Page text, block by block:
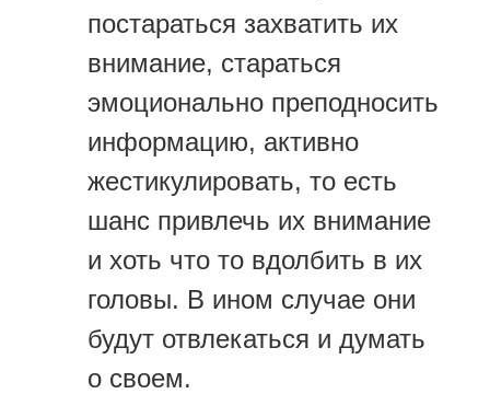
постараться захватить их
внимание, стараться
эмоционально преподносить
информацию, активно
жестикулировать, то есть
шанс привлечь их внимание
и хоть что то вдолбить в их
головы. В ином случае они
будут отвлекаться и думать
о своем.